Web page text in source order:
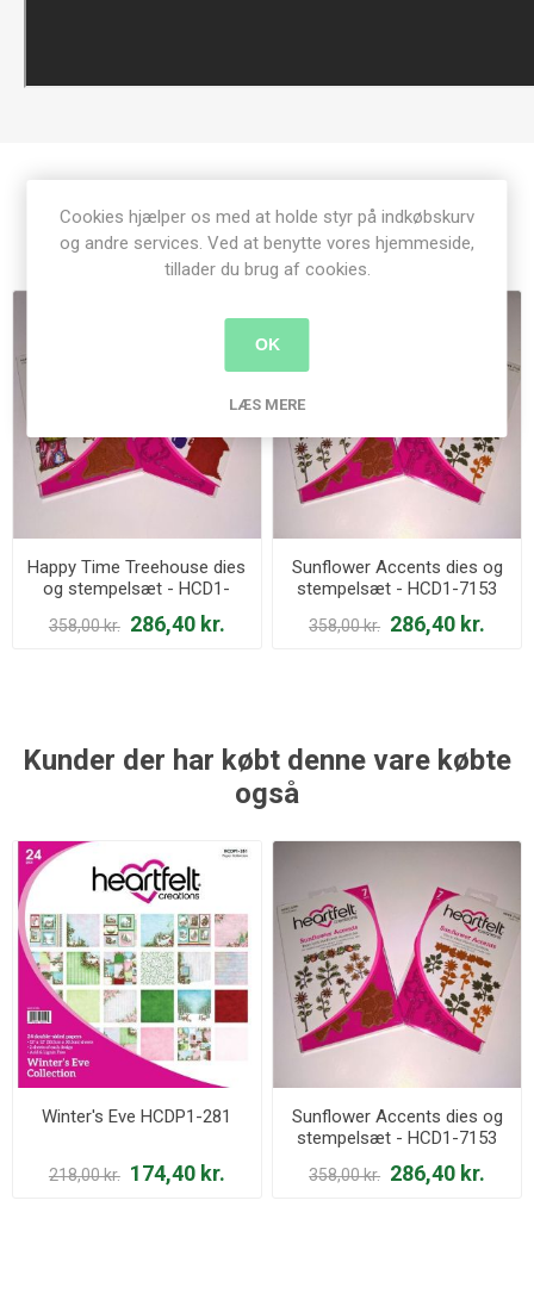
Relaterede produkter
Happy Time Treehouse dies
og stempelsæt - HCD1-
7152 og HCPC-3798
358,00 kr. 286,40 kr.
Sunflower Accents dies og
stempelsæt - HCD1-7153
358,00 kr. 286,40 kr.
Kunder der har købt denne vare købte
også
Winter's Eve HCDP1-281
218,00 kr. 174,40 kr.
Sunflower Accents dies og
stempelsæt - HCD1-7153
358,00 kr. 286,40 kr.
Cookies hjælper os med at holde styr på indkøbskurv
og andre services. Ved at benytte vores hjemmeside,
tillader du brug af cookies.
OK
LÆS MERE